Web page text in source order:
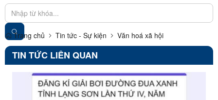
Trang chủ Tin tức - Sự kiện Văn hoá xã hội
TIN TỨC LIÊN QUAN